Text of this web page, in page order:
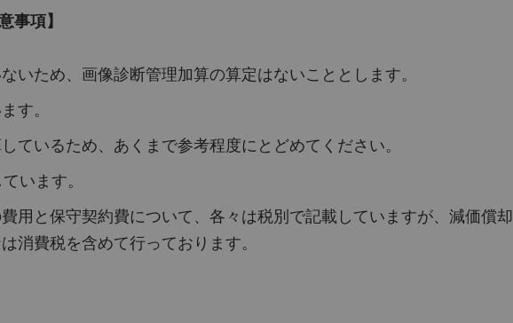
事項】
いため、画像診断管理加算の算定はないこととします。
す。
ているため、あくまで参考程度にとどめてください。
います。
用と保守契約費について、各々は税別で記載していますが、減価償却
消費税を含めて行っております。